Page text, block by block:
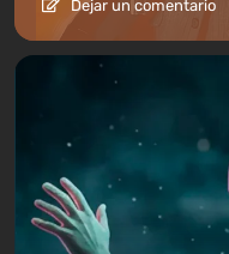
Dejar un comentario